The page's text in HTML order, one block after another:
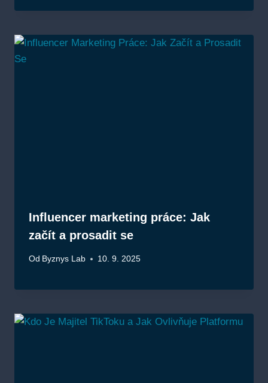
Influencer marketing práce: Jak
začít a prosadit se
Od Byznys Lab 10. 9. 2025